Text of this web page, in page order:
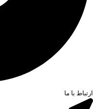
ارتباط با ما